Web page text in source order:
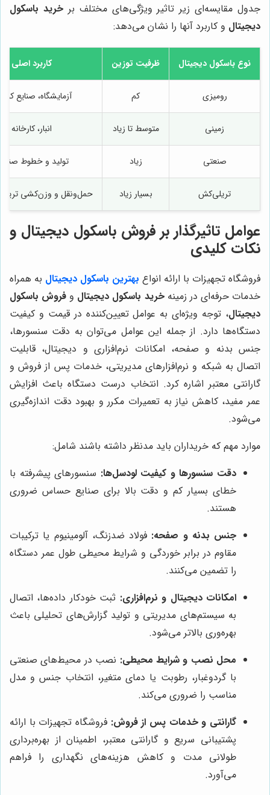
جدول مقایسه‌ای زیر تاثیر ویژگی‌های مختلف بر خرید باسکول
دیجیتال و کاربرد آنها را نشان می‌دهد:
نوع باسکول دیجیتال ظرفیت توزین کاربرد اصلی
رومیزی کم آزمایشگاه، صنایع
زمینی متوسط تا زیاد انبار، کارخانه
صنعتی زیاد تولید و خطوط
تریلی‌کش بسیار زیاد حمل‌ونقل و وزن‌کشی تریلی
عوامل تاثیرگذار بر فروش باسکول دیجیتال و
نکات کلیدی
فروشگاه تجهیزات با ارائه انواع بهترین باسکول دیجیتال به همراه
خدمات حرفه‌ای در زمینه خرید باسکول دیجیتال و فروش باسکول
دیجیتال، توجه ویژه‌ای به عوامل تعیین‌کننده در قیمت و کیفیت
دستگاه‌ها دارد. از جمله این عوامل می‌توان به دقت سنسورها،
جنس بدنه و صفحه، امکانات نرم‌افزاری و دیجیتال، قابلیت
اتصال به شبکه و نرم‌افزارهای مدیریتی، خدمات پس از فروش و
گارانتی معتبر اشاره کرد. انتخاب درست دستگاه باعث افزایش
عمر مفید، کاهش نیاز به تعمیرات مکرر و بهبود دقت اندازه‌گیری
می‌شود.
موارد مهم که خریداران باید مدنظر داشته باشند شامل:
دقت سنسورها و کیفیت لودسل‌ها: سنسورهای پیشرفته با
خطای بسیار کم و دقت بالا برای صنایع حساس ضروری
هستند.
جنس بدنه و صفحه: فولاد ضدزنگ، آلومینیوم یا ترکیبات
مقاوم در برابر خوردگی و شرایط محیطی طول عمر دستگاه
را تضمین می‌کنند.
امکانات دیجیتال و نرم‌افزاری: ثبت خودکار داده‌ها، اتصال
به سیستم‌های مدیریتی و تولید گزارش‌های تحلیلی باعث
بهره‌وری بالاتر می‌شود.
محل نصب و شرایط محیطی: نصب در محیط‌های صنعتی
با گردوغبار، رطوبت یا دمای متغیر، انتخاب جنس و مدل
مناسب را ضروری می‌کند.
گارانتی و خدمات پس از فروش: فروشگاه تجهیزات با ارائه
پشتیبانی سریع و گارانتی معتبر، اطمینان از بهره‌برداری
طولانی مدت و کاهش هزینه‌های نگهداری را فراهم
می‌آورد.